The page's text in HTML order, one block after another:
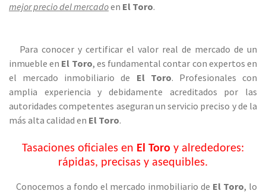
mejor precio del mercadoen El Toro.
Para conocer y certificar el valor real de mercado de un
inmueble en El Toro, es fundamental contar con expertos en
el mercado inmobiliario de El Toro. Profesionales con
amplia experiencia y debidamente acreditados por las
autoridades competentes aseguran un servicio preciso y de la
más alta calidad en El Toro.
Tasaciones oficiales en El Toro y alrededores:
rápidas, precisas y asequibles.
Conocemos a fondo el mercado inmobiliario de El Toro, lo